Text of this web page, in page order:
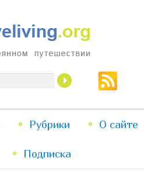
Перейти
к
Перейти
к
Рубрики О сайте
Подписка